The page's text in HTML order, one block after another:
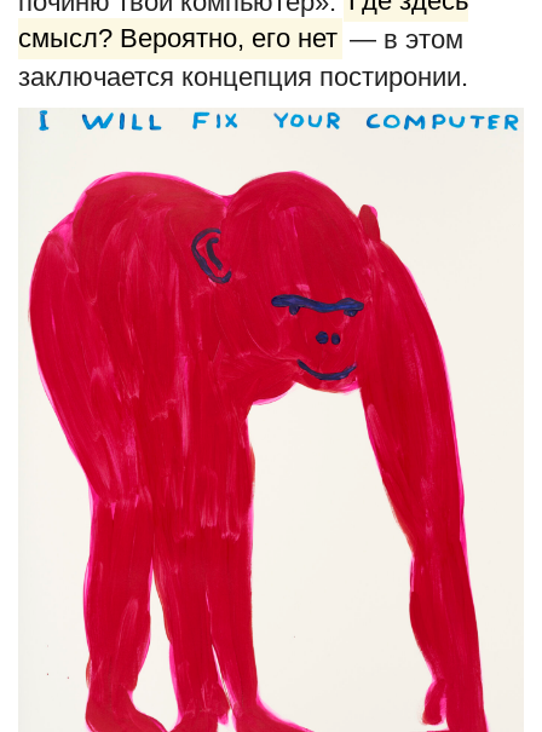
смысл? Вероятно, его нет — в этом
заключается концепция постиронии.